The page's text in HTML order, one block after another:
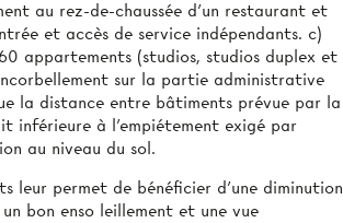
au rez-de-chaussée d’un restaurant et
et accès de service indépendants. c)
appartements (studios, studios duplex et
sur la partie administrative
la distance entre bâtiments prévue par la
inférieure à l’empiétement exigé par
au niveau du sol.
leur permet de bénéficier d’une diminution
bon enso­ leillement et une vue